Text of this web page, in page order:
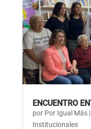
ENCUENTRO
por Por Igual Más|
Institucionales